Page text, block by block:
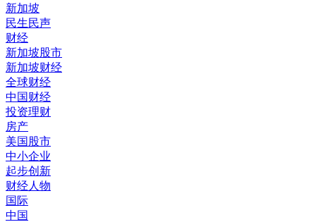
新加坡
民生民声
财经
新加坡股市
新加坡财经
全球财经
中国财经
投资理财
房产
美国股市
中小企业
起步创新
财经人物
国际
中国